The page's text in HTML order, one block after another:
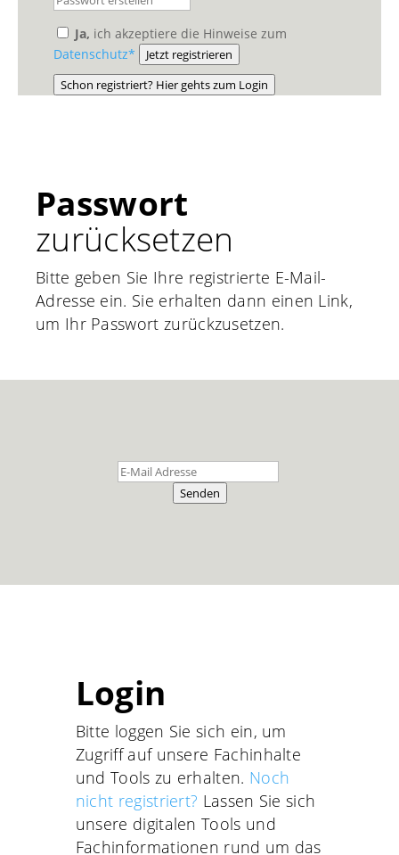
Ja, ich akzeptiere die Hinweise zum
Datenschutz*
Jetzt registrieren
Schon registriert? Hier gehts zum Login
Passwort
zurücksetzen
Bitte geben Sie Ihre registrierte E-Mail-
Adresse ein. Sie erhalten dann einen Link,
um Ihr Passwort zurückzusetzen.
Senden
Login
Bitte loggen Sie sich ein, um
Zugriff auf unsere Fachinhalte
und Tools zu erhalten. Noch
nicht registriert? Lassen Sie sich
unsere digitalen Tools und
Fachinformationen rund um das